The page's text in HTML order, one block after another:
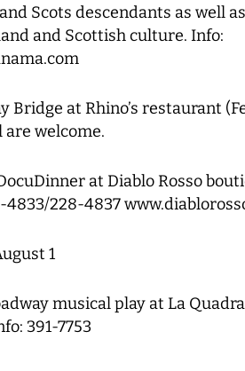
Scots descendants as well
and Scottish culture. Info:
Bridge at Rhino’s restaurant
are welcome.
at Diablo Rosso
4833/228-4837
1
musical play at La
391-7753